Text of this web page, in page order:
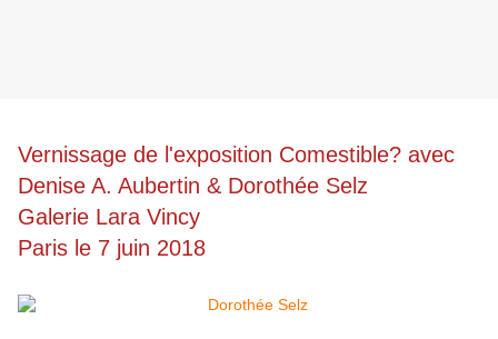
Vernissage de l'exposition Comestible? avec
Denise A. Aubertin & Dorothée Selz
Galerie Lara Vincy
Paris le 7 juin 2018